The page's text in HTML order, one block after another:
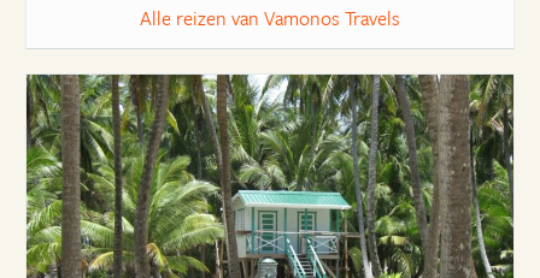
Alle reizen van Vamonos Travels